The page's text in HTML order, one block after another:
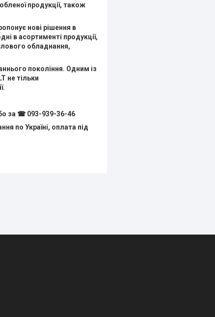
продукції, також
нові рішення в
в асортименті продукції,
обладнання,
покоління. Одним із
не тільки
за ☎ 093-939-36-46
по Україні, оплата під